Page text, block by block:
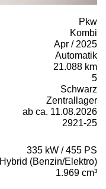
Pkw
Kombi
Apr / 2025
Automatik
21.088 km
5
Schwarz
Zentrallager
ab ca. 11.08.2026
2921-25
335 kW / 455 PS
Hybrid (Benzin/Elektro)
1.969 cm³